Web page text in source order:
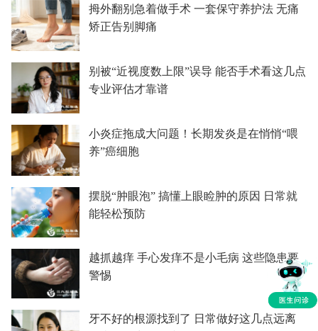
拇外翻别急着做手术 一套保守养护法 无痛
矫正告别脚痛
别被“近视度数上限”误导 能否手术看这几点
专业评估才靠谱
小炎症拖成大问题！长期发炎是在悄悄“喂
养”癌细胞
摆脱“肿眼泡” 搞懂上眼睑肿的原因 日常就
能轻松预防
越抓越痒 手心发痒不是小毛病 这些隐患要
警惕
牙不好的根源找到了 日常做好这几点远离